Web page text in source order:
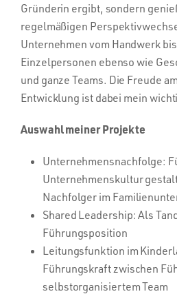
Gründerin ergibt, sondern
regelmäßigen
Unternehmen vom Handwerk
Einzelpersonen ebenso wie
und ganze Teams. Die Freude
Entwicklung ist dabei mein
Auswahl meiner Projekte
Unternehmensnachfolge:
Unternehmenskultur
Nachfolger im
Shared Leadership: Als
Führungsposition
Leitungsfunktion im
Führungskraft zwischen
selbstorganisiertem Team